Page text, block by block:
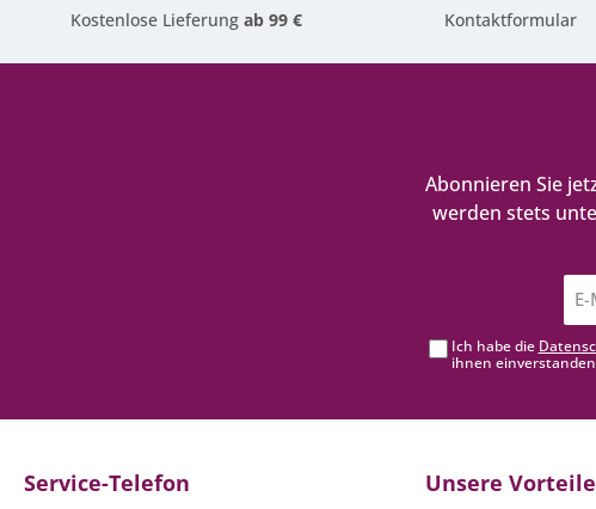
Kostenlose Lieferungab 99 € Kontaktformular
Abonnieren Sie
werden stets
Ich habe die
ihnen
Service-Telefon Unsere Vorteile